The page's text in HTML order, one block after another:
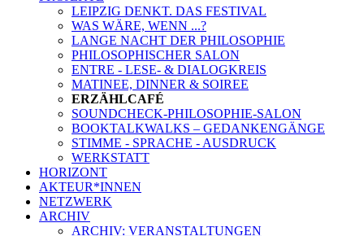
LEIPZIG DENKT. DAS FESTIVAL
WAS WÄRE, WENN ...?
LANGE NACHT DER PHILOSOPHIE
PHILOSOPHISCHER SALON
ENTRE - LESE- & DIALOGKREIS
MATINEE, DINNER & SOIREE
ERZÄHLCAFÉ
SOUNDCHECK-PHILOSOPHIE-SALON
BOOKTALKWALKS – GEDANKENGÄNGE
STIMME - SPRACHE - AUSDRUCK
WERKSTATT
HORIZONT
AKTEUR*INNEN
NETZWERK
ARCHIV
ARCHIV: VERANSTALTUNGEN